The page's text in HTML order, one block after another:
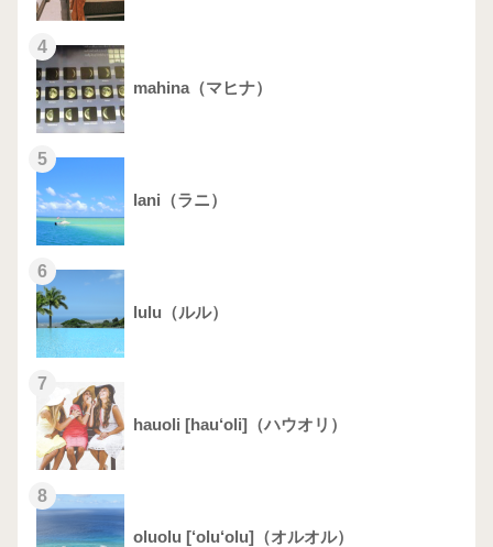
4
mahina（マヒナ）
5
lani（ラニ）
6
lulu（ルル）
7
hauoli [hau‘oli]（ハウオリ）
8
oluolu [‘olu‘olu]（オルオル）